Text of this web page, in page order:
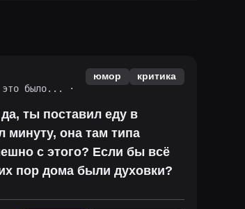
это было...
·
юмор критика
ты поставил еду в
минуту, она там типа
с этого? Если бы всё
пор дома были духовки?